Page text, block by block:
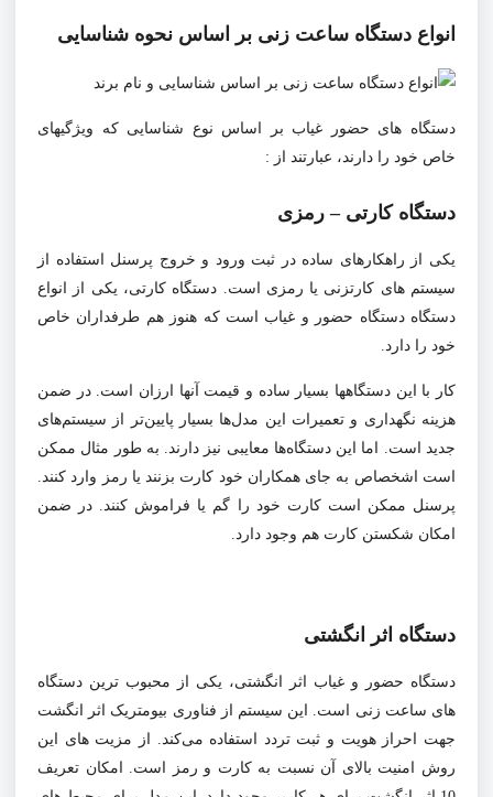
انواع دستگاه ساعت زنی بر اساس نحوه شناسایی
دستگاه های حضور غیاب بر اساس نوع شناسایی که ویژگیهای
خاص خود را دارند، عبارتند از :
دستگاه کارتی – رمزی
یکی از راهکارهای ساده در ثبت ورود و خروج پرسنل استفاده از
سیستم های کارتزنی یا رمزی است. دستگاه کارتی، یکی از انواع
دستگاه دستگاه حضور و غیاب است که هنوز هم طرفداران خاص
خود را دارد.
کار با این دستگاهها بسیار ساده و قیمت آنها ارزان است. در ضمن
هزینه نگهداری و تعمیرات این مدل‌ها بسیار پایین‌تر از سیستم‌های
جدید است. اما این دستگاه‌ها معایبی نیز دارند. به طور مثال ممکن
است اشخصاص به جای همکاران خود کارت بزنند یا رمز وارد کنند.
پرسنل ممکن است کارت خود را گم یا فراموش کنند. در ضمن
امکان شکستن کارت هم وجود دارد.
دستگاه اثر انگشتی
دستگاه حضور و غیاب اثر انگشتی، یکی از محبوب ترین دستگاه
های ساعت زنی است. این سیستم از فناوری بیومتریک اثر انگشت
جهت احراز هویت و ثبت تردد استفاده می‌کند. از مزیت های این
روش امنیت بالای آن نسبت به کارت و رمز است. امکان تعریف